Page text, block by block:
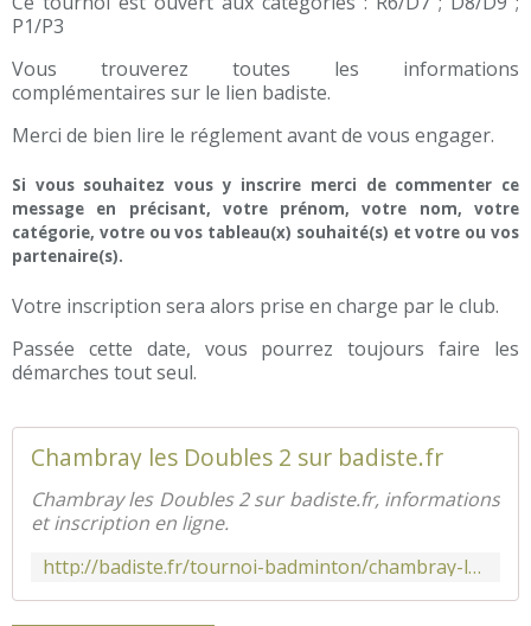
P1/P3
Vous trouverez toutes les informations
complémentaires sur le lien badiste.
Merci de bien lire le réglement avant de vous engager.
Si vous souhaitez vous y inscrire merci de commenter ce
message en précisant, votre prénom, votre nom, votre
catégorie, votre ou vos tableau(x) souhaité(s) et votre ou vos
partenaire(s).
Votre inscription sera alors prise en charge par le club.
Passée cette date, vous pourrez toujours faire les
démarches tout seul.
Chambray les Doubles 2 sur badiste.fr
Chambray les Doubles 2 sur badiste.fr, informations
et inscription en ligne.
http://badiste.fr/tournoi-badminton/chambray-les-doubles-2-5012.html